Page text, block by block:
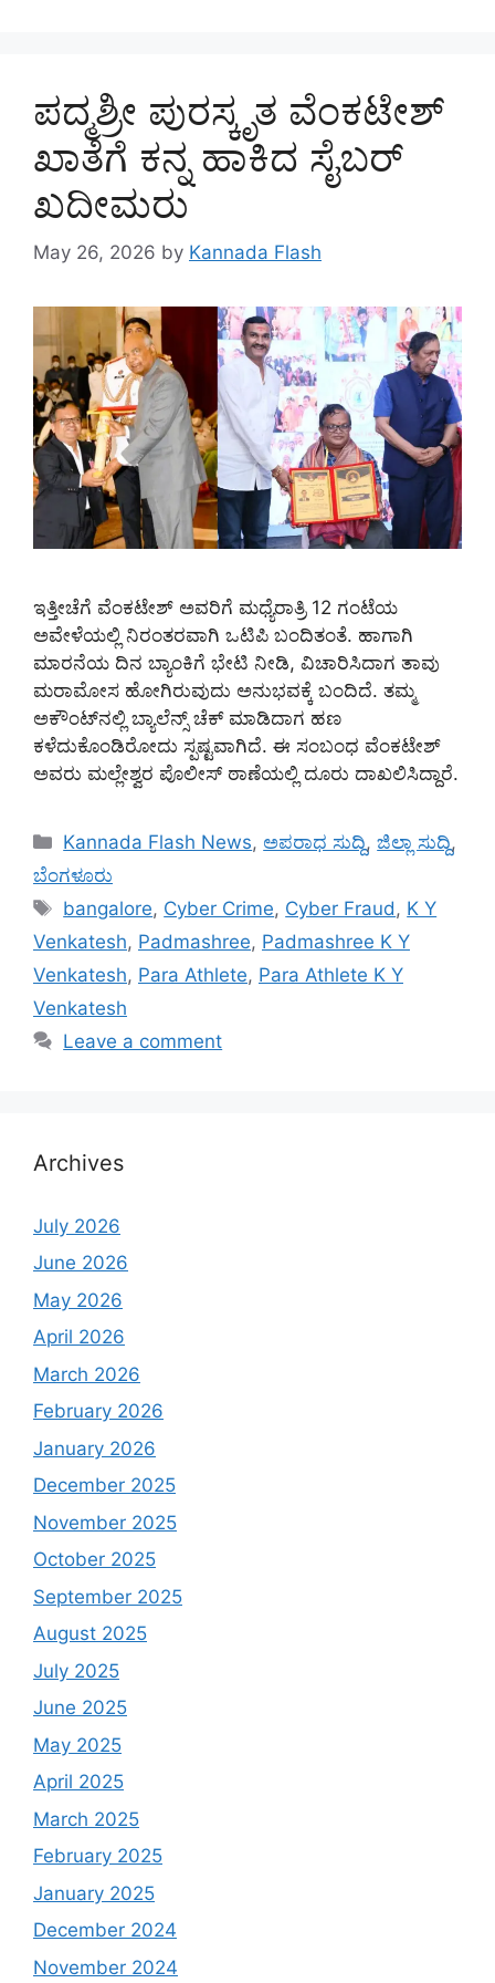
ಪದ್ಮಶ್ರೀ ಪುರಸ್ಕೃತ ವೆಂಕಟೇಶ್
ಖಾತೆಗೆ ಕನ್ನ ಹಾಕಿದ ಸೈಬರ್
ಖದೀಮರು
May 26, 2026 by Kannada Flash
ಇತ್ತೀಚೆಗೆ ವೆಂಕಟೇಶ್ ಅವರಿಗೆ ಮಧ್ಯೆರಾತ್ರಿ 12 ಗಂಟೆಯ
ಅವೇಳೆಯಲ್ಲಿ ನಿರಂತರವಾಗಿ ಒಟಿಪಿ ಬಂದಿತಂತೆ. ಹಾಗಾಗಿ
ಮಾರನೆಯ ದಿನ ಬ್ಯಾಂಕಿಗೆ ಭೇಟಿ ನೀಡಿ, ವಿಚಾರಿಸಿದಾಗ ತಾವು
ಮರಾಮೋಸ ಹೋಗಿರುವುದು ಅನುಭವಕ್ಕೆ ಬಂದಿದೆ. ತಮ್ಮ
ಅಕೌಂಟ್‌ನಲ್ಲಿ ಬ್ಯಾಲೆನ್ಸ್‌ ಚೆಕ್ ಮಾಡಿದಾಗ ಹಣ
ಕಳೆದುಕೊಂಡಿರೋದು ಸ್ಪಷ್ಟವಾಗಿದೆ. ಈ ಸಂಬಂಧ ವೆಂಕಟೇಶ್
ಅವರು ಮಲ್ಲೇಶ್ವರ ಪೊಲೀಸ್ ಠಾಣೆಯಲ್ಲಿ ದೂರು ದಾಖಲಿಸಿದ್ದಾರೆ.
Categories
Kannada Flash News, ಅಪರಾಧ ಸುದ್ದಿ,ಜಿಲ್ಲಾ ಸುದ್ದಿ,
ಬೆಂಗಳೂರು
Tags
bangalore, Cyber Crime, Cyber Fraud , K Y
Venkatesh, Padmashree, Padmashree K Y
Venkatesh, Para Athlete, Para Athlete K Y
Venkatesh
Leave a comment
Archives
July 2026
June 2026
May 2026
April 2026
March 2026
February 2026
January 2026
December 2025
November 2025
October 2025
September 2025
August 2025
July 2025
June 2025
May 2025
April 2025
March 2025
February 2025
January 2025
December 2024
November 2024